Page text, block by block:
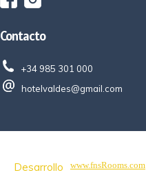
Contacto
+34 985 301 000
hotelvaldes@gmail.com
Desarrollo www.fnsRooms.com